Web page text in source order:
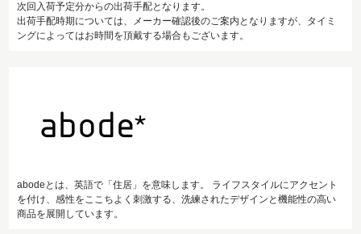
次回入荷予定分からの出荷手配となります。
出荷手配時期については、メーカー確認後のご案内となりますが、タイミ
ングによってはお時間を頂戴する場合もございます。
abodeとは、英語で「住居」を意味します。 ライフスタイルにアクセント
を付け、感性をここちよく刺激する、洗練されたデザインと機能性の高い
商品を展開しています。